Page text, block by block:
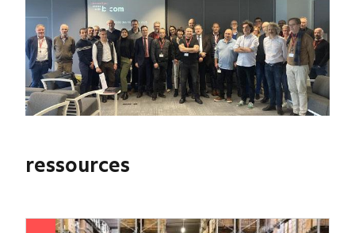
ressources